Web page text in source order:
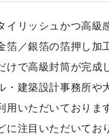
イリッシュかつ高級
箔／銀箔の箔押し加
けで高級封筒が完成
・建築設計事務所や
用いただいておりま
に注目いただいてお